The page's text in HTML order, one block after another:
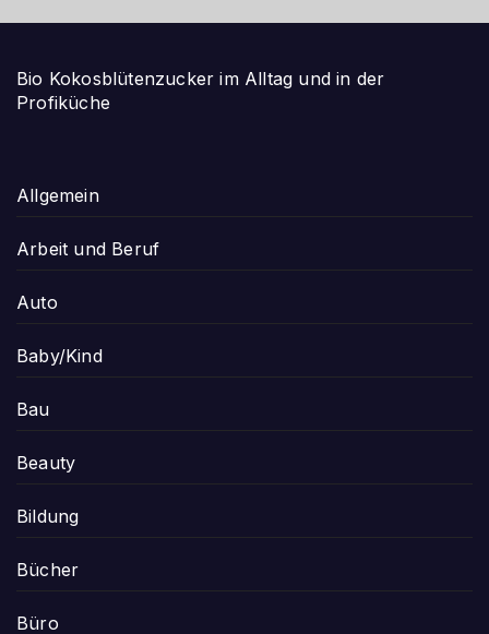
Bio Kokosblütenzucker im Alltag und in der
Profiküche
Allgemein
Arbeit und Beruf
Auto
Baby/Kind
Bau
Beauty
Bildung
Bücher
Büro